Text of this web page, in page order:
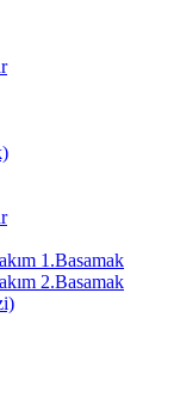
1.Basamak
2.Basamak